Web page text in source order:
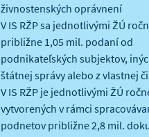
živnostenských oprávnení
V IS RŽP sa jednotlivými ŽÚ
približne 1,05 mil. podaní od
podnikateľských subjektov,
štátnej správy alebo z vlastnej
V IS RŽP je jednotlivými ŽÚ
vytvorených v rámci
podnetov približne 2,8 mil.